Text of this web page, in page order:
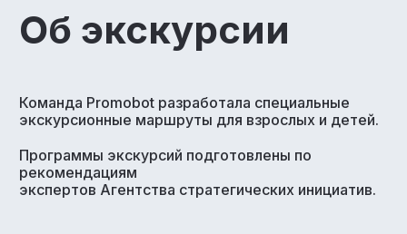
Об экскурсии
Команда Promobot разработала специальные
экскурсионные маршруты для взрослых и детей.
Программы экскурсий подготовлены по
рекомендациям
экспертов Агентства стратегических инициатив.